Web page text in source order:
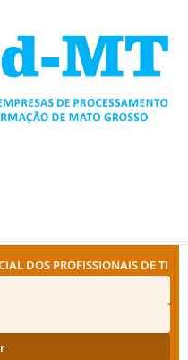
DOS PROFISSIONAIS DE TI